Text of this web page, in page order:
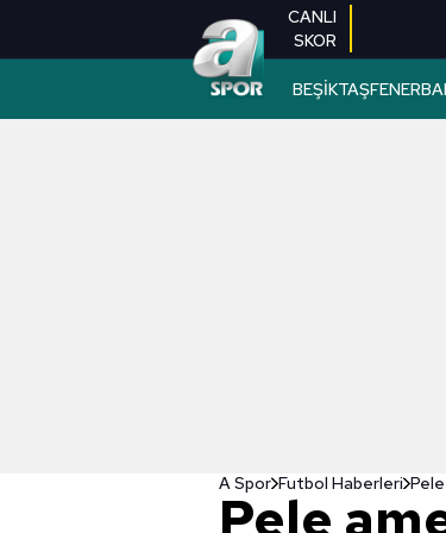
CANLI
SKOR
BEŞİKTAŞ
A Spor Futbol Haberleri
Pele